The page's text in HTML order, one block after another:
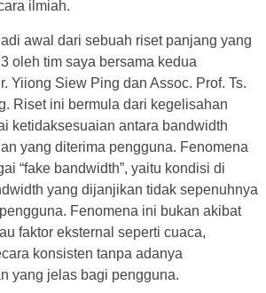
ilmiah.
awal dari sebuah riset panjang yang
oleh tim saya bersama kedua
Yiiong Siew Ping dan Assoc. Prof. Ts.
Riset ini bermula dari kegelisahan
ketidaksesuaian antara bandwidth
yang diterima pengguna. Fenomena
“fake bandwidth”, yaitu kondisi di
yang dijanjikan tidak sepenuhnya
Fenomena ini bukan akibat
faktor eksternal seperti cuaca,
konsisten tanpa adanya
yang jelas bagi pengguna.